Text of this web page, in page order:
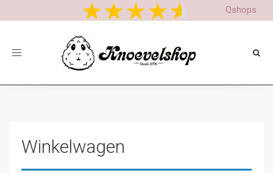
In de komende periode passen wij onze productnamen en
omschrijvingen aan, kunt u iets niet vinden stuur gerust een mail.
Qshops
Toggle
Winkelwagen